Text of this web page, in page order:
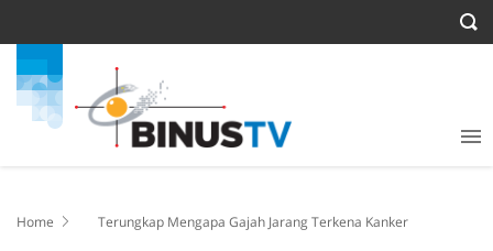
Home Terungkap Mengapa Gajah Jarang Terkena Kanker